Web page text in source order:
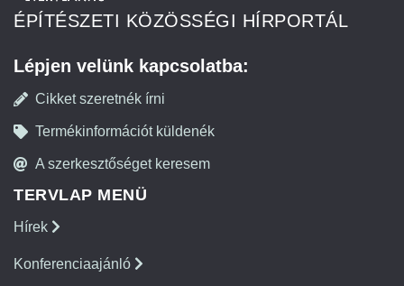
ÉPÍTÉSZETI KÖZÖSSÉGI HÍRPORTÁL
Lépjen velünk kapcsolatba:
Cikket szeretnék írni
Termékinformációt küldenék
A szerkesztőséget keresem
TERVLAP MENÜ
Hírek
Konferenciaajánló